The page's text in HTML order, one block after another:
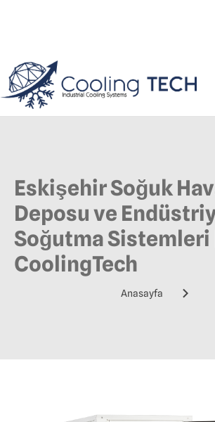
Eskişehir Soğuk
Deposu ve
Soğutma Sistemleri
CoolingTech
Anasayfa